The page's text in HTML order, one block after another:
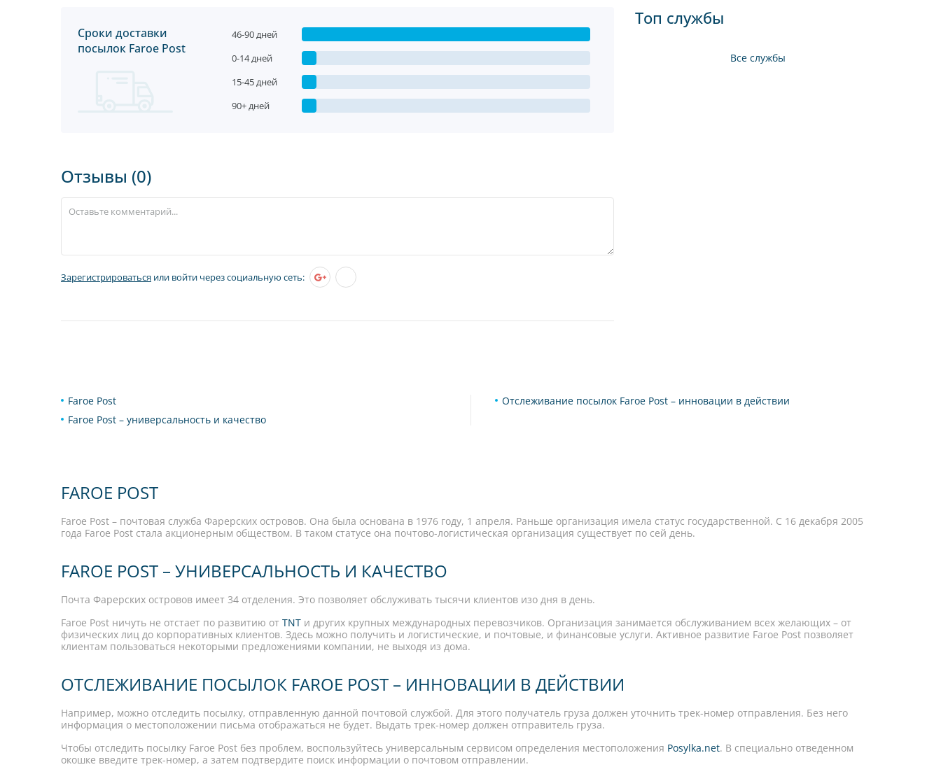
Сроки доставки
посылок Faroe Post
46-90 дней
0-14 дней
15-45 дней
90+ дней
Отзывы (0)
Зарегистрироваться или войти через социальную сеть:
Топ службы
Все службы
Faroe Post
Faroe Post – универсальность и качество
Отслеживание посылок Faroe Post – инновации в действии
FAROE POST
Faroe Post – почтовая служба Фарерских островов. Она была основана в 1976 году, 1 апреля. Раньше организация имела статус государственной. С 16 декабря 2005
года Faroe Post стала акционерным обществом. В таком статусе она почтово-логистическая организация существует по сей день.
FAROE POST – УНИВЕРСАЛЬНОСТЬ И КАЧЕСТВО
Почта Фарерских островов имеет 34 отделения. Это позволяет обслуживать тысячи клиентов изо дня в день.
Faroe Post ничуть не отстает по развитию от TNT и других крупных международных перевозчиков. Организация занимается обслуживанием всех желающих – от
физических лиц до корпоративных клиентов. Здесь можно получить и логистические, и почтовые, и финансовые услуги. Активное развитие Faroe Post позволяет
клиентам пользоваться некоторыми предложениями компании, не выходя из дома.
ОТСЛЕЖИВАНИЕ ПОСЫЛОК FAROE POST – ИННОВАЦИИ В ДЕЙСТВИИ
Например, можно отследить посылку, отправленную данной почтовой службой. Для этого получатель груза должен уточнить трек-номер отправления. Без него
информация о местоположении письма отображаться не будет. Выдать трек-номер должен отправитель груза.
Чтобы отследить посылку Faroe Post без проблем, воспользуйтесь универсальным сервисом определения местоположения Posylka.net. В специально отведенном
окошке введите трек-номер, а затем подтвердите поиск информации о почтовом отправлении.